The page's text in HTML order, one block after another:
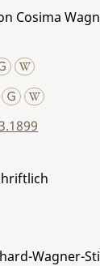
Cosima
Wagner-